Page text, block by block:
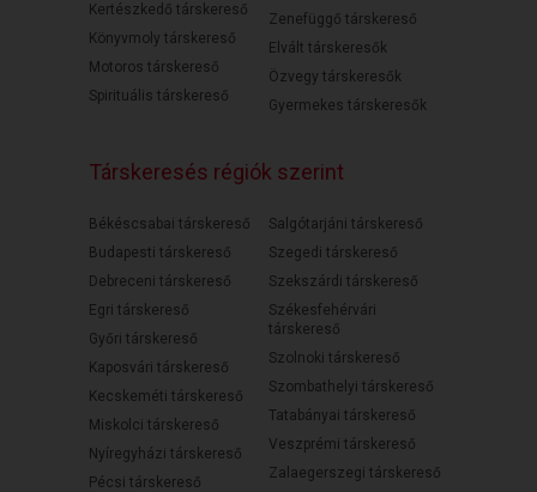
Kertészkedő társkereső
Könyvmoly társkereső
Motoros társkereső
Spirituális társkereső
Zenefüggő társkereső
Elvált társkeresők
Özvegy társkeresők
Gyermekes társkeresők
Társkeresés régiók szerint
Békéscsabai társkereső
Budapesti társkereső
Debreceni társkereső
Egri társkereső
Győri társkereső
Kaposvári társkereső
Kecskeméti társkereső
Miskolci társkereső
Nyíregyházi társkereső
Pécsi társkereső
Salgótarjáni társkereső
Szegedi társkereső
Szekszárdi társkereső
Székesfehérvári
társkereső
Szolnoki társkereső
Szombathelyi társkereső
Tatabányai társkereső
Veszprémi társkereső
Zalaegerszegi társkereső